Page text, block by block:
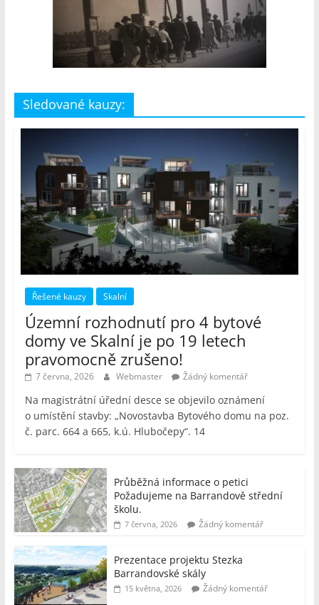
Sledované kauzy:
Řešené kauzy Skalní
Územní rozhodnutí pro 4 bytové
domy ve Skalní je po 19 letech
pravomocně zrušeno!
7 června, 2026 Webmaster Žádný komentář
Na magistrátní úřední desce se objevilo oznámení
o umístění stavby: „Novostavba Bytového domu na poz.
č. parc. 664 a 665, k.ú. Hlubočepy“. 14
Průběžná informace o petici
Požadujeme na Barrandově střední
školu.
7 června, 2026 Žádný komentář
Prezentace projektu Stezka
Barrandovské skály
15 května, 2026 Žádný komentář